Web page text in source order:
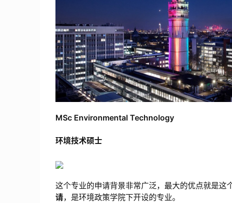
MSc Environmental Technology
环境技术硕士
这个专业的申请背景非常广泛，最大的优点就是这
请，是环境政策学院下开设的专业。